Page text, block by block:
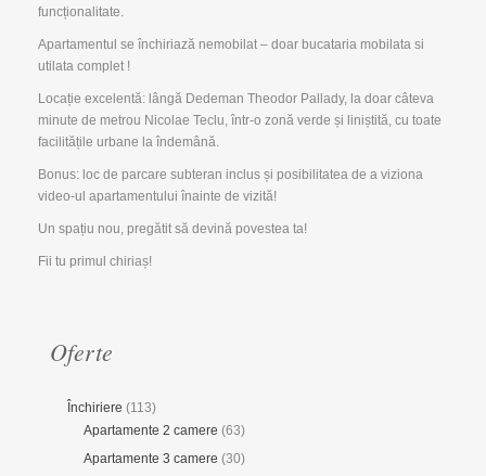
funcționalitate.
Apartamentul se închiriază nemobilat – doar bucataria mobilata si
utilata complet !
Locație excelentă: lângă Dedeman Theodor Pallady, la doar câteva
minute de metrou Nicolae Teclu, într-o zonă verde și liniștită, cu toate
facilitățile urbane la îndemână.
Bonus: loc de parcare subteran inclus și posibilitatea de a viziona
video-ul apartamentului înainte de vizită!
Un spațiu nou, pregătit să devină povestea ta!
Fii tu primul chiriaș!
Oferte
Închiriere (113)
Apartamente 2 camere (63)
Apartamente 3 camere (30)